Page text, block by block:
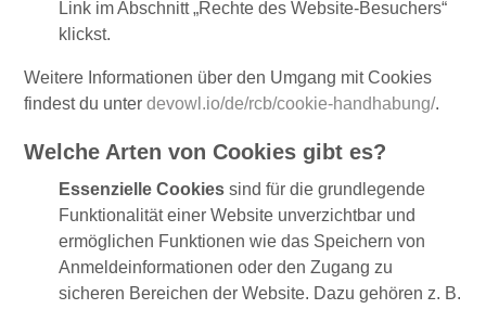
Link im Abschnitt „Rechte des Website-Besuchers“
klickst.
Weitere Informationen über den Umgang mit Cookies
findest du unterdevowl.io/de/rcb/cookie-handhabung/.
Welche Arten von Cookies gibt es?
Essenzielle Cookies sind für die grundlegende
Funktionalität einer Website unverzichtbar und
ermöglichen Funktionen wie das Speichern von
Anmeldeinformationen oder den Zugang zu
sicheren Bereichen der Website. Dazu gehören z. B.